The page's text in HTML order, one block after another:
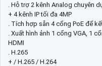
. Hỗ trợ 2 kênh Analog chuyên
+ 4 kênh IP tối đa 4MP
. Tích hợp sẵn 4 cổng PoE để
. Xuất hình ảnh 1 cổng VGA, 1
HDMI
. H.265
+ / H.265 / H.264